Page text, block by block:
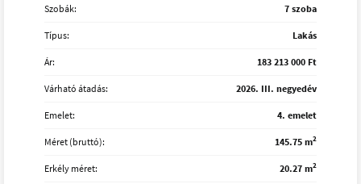
Szobák: 7 szoba
Típus: Lakás
Ár: 183 213 000 Ft
Várható átadás: 2026. III. negyedév
Emelet: 4. emelet
Méret (bruttó): 145.75 m2
Erkély méret: 20.27 m2